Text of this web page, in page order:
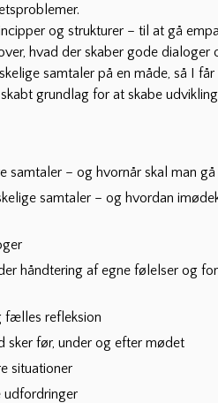
og strukturer – til at gå
hvad der skaber gode dialoger
samtaler på en måde, så I
grundlag for at skabe
– og hvornår skal man gå
samtaler – og hvordan
håndtering af egne følelser og
fælles refleksion
sker før, under og efter mødet
situationer
udfordringer